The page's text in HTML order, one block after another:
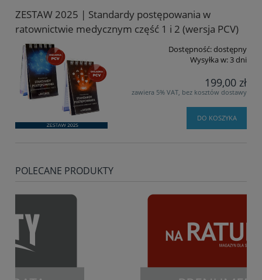
ZESTAW 2025 | Standardy postępowania w
ratownictwie medycznym część 1 i 2 (wersja PCV)
Dostępność:dostępny
Wysyłka w: 3 dni
199,00 zł
zawiera 5% VAT, bez kosztów dostawy
DO KOSZYKA
POLECANE PRODUKTY